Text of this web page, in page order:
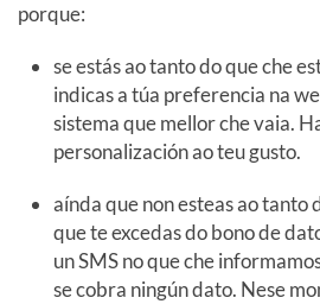
porque:
se estás ao tanto do que che
indicas a túa preferencia na
sistema que mellor che vaia.
personalización ao teu gusto.
aínda que non esteas ao tanto
que te excedas do bono de
un SMS no que che
se cobra ningún dato. Nese